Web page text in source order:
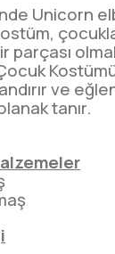
Unicorn
parçası
ve
tanır.